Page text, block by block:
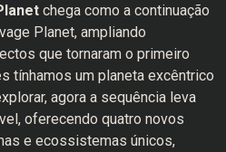
chega como a continuação
Planet, ampliando
que tornaram o primeiro
tínhamos um planeta excêntrico
agora a sequência leva
oferecendo quatro novos
e ecossistemas únicos,